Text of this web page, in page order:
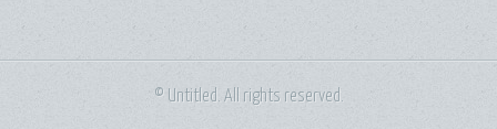
© Untitled. All rights reserved.